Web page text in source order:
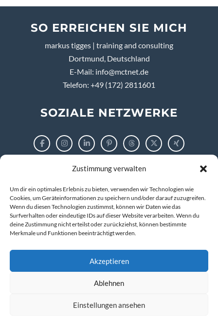
Zustimmung verwalten
Um dir ein optimales Erlebnis zu bieten, verwenden wir Technologien wie
Cookies, um Geräteinformationen zu speichern und/oder darauf zuzugreifen.
Wenn du diesen Technologien zustimmst, können wir Daten wie das
Surfverhalten oder eindeutige IDs auf dieser Website verarbeiten. Wenn du
deine Zustimmung nicht erteilst oder zurückziehst, können bestimmte
Merkmale und Funktionen beeinträchtigt werden.
Akzeptieren
Ablehnen
Einstellungen ansehen
SO ERREICHEN SIE MICH
markus tigges | training and consulting
Dortmund, Deutschland
E-Mail: info@mctnet.de
Telefon: +49 (172) 2811601
SOZIALE NETZWERKE
Impressum
Datenschutzerklärung
© 2026 markus tigges | training and consulting